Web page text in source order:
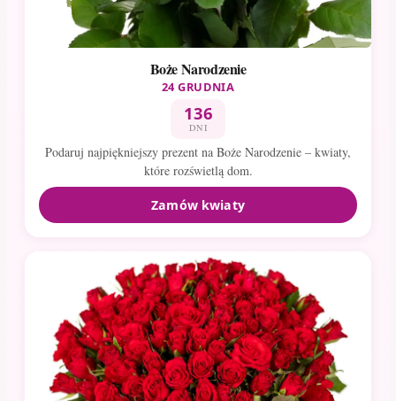
Boże Narodzenie
24 GRUDNIA
136
DNI
Podaruj najpiękniejszy prezent na Boże Narodzenie – kwiaty,
które rozświetlą dom.
Zamów kwiaty